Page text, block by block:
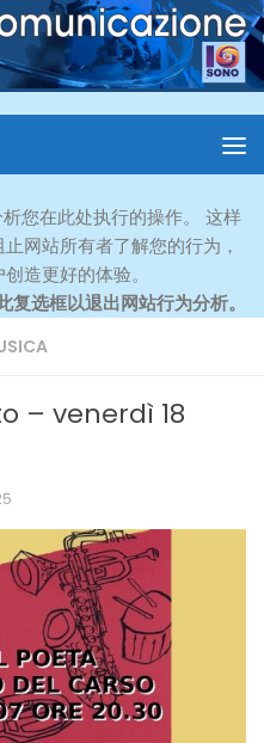
您在此处执行的操作。 这样
网站所有者了解您的行为，
造更好的体验。
选框以退出网站行为分析。
– venerdì 18